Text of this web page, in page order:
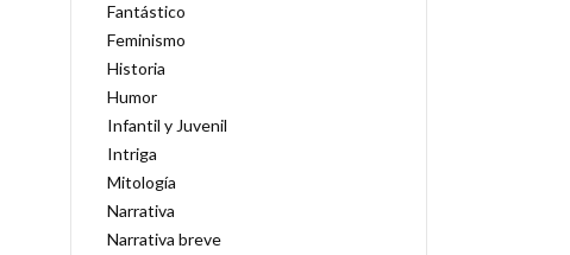
Fantástico
Feminismo
Historia
Humor
Infantil y Juvenil
Intriga
Mitología
Narrativa
Narrativa breve